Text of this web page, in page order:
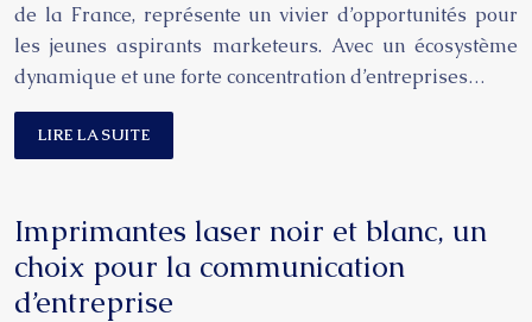
de la France, représente un vivier d’opportunités pour
les jeunes aspirants marketeurs. Avec un écosystème
dynamique et une forte concentration d’entreprises…
LIRE LA SUITE
Imprimantes laser noir et blanc, un
choix pour la communication
d’entreprise